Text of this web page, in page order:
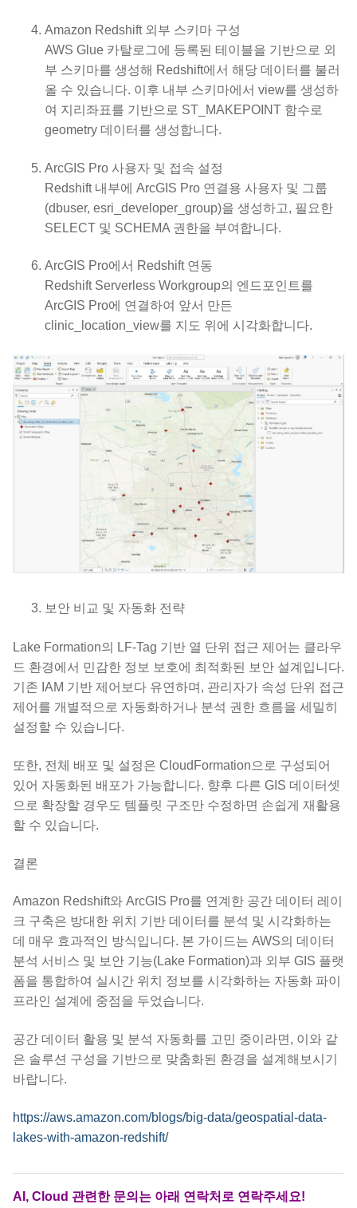
Amazon Redshift 외부 스키마 구성
AWS Glue 카탈로그에 등록된 테이블을 기반으로 외
부 스키마를 생성해 Redshift에서 해당 데이터를 불러
올 수 있습니다. 이후 내부 스키마에서 view를 생성하
여 지리좌표를 기반으로 ST_MAKEPOINT 함수로
geometry 데이터를 생성합니다.
ArcGIS Pro 사용자 및 접속 설정
Redshift 내부에 ArcGIS Pro 연결용 사용자 및 그룹
(dbuser, esri_developer_group)을 생성하고, 필요한
SELECT 및 SCHEMA 권한을 부여합니다.
ArcGIS Pro에서 Redshift 연동
Redshift Serverless Workgroup의 엔드포인트를
ArcGIS Pro에 연결하여 앞서 만든
clinic_location_view를 지도 위에 시각화합니다.
보안 비교 및 자동화 전략
Lake Formation의 LF-Tag 기반 열 단위 접근 제어는 클라우
드 환경에서 민감한 정보 보호에 최적화된 보안 설계입니다.
기존 IAM 기반 제어보다 유연하며, 관리자가 속성 단위 접근
제어를 개별적으로 자동화하거나 분석 권한 흐름을 세밀히
설정할 수 있습니다.
또한, 전체 배포 및 설정은 CloudFormation으로 구성되어
있어 자동화된 배포가 가능합니다. 향후 다른 GIS 데이터셋
으로 확장할 경우도 템플릿 구조만 수정하면 손쉽게 재활용
할 수 있습니다.
결론
Amazon Redshift와 ArcGIS Pro를 연계한 공간 데이터 레이
크 구축은 방대한 위치 기반 데이터를 분석 및 시각화하는
데 매우 효과적인 방식입니다. 본 가이드는 AWS의 데이터
분석 서비스 및 보안 기능(Lake Formation)과 외부 GIS 플랫
폼을 통합하여 실시간 위치 정보를 시각화하는 자동화 파이
프라인 설계에 중점을 두었습니다.
공간 데이터 활용 및 분석 자동화를 고민 중이라면, 이와 같
은 솔루션 구성을 기반으로 맞춤화된 환경을 설계해보시기
바랍니다.
https://aws.amazon.com/blogs/big-data/geospatial-data-
lakes-with-amazon-redshift/
AI, Cloud 관련한 문의는 아래 연락처로 연락주세요!